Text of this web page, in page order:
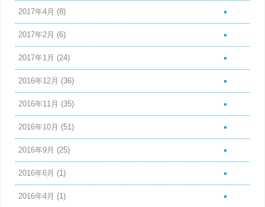
2017年4月 (8)
2017年2月 (6)
2017年1月 (24)
2016年12月 (36)
2016年11月 (35)
2016年10月 (51)
2016年9月 (25)
2016年6月 (1)
2016年4月 (1)